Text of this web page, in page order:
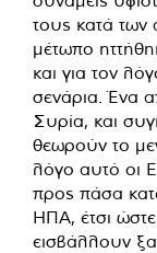
τους κατά
μέτωπο
και για τον
σενάρια. Ένα
Συρία, και
θεωρούν το
λόγο αυτό οι
προς πάσα
ΗΠΑ, έτσι
εισβάλλουν